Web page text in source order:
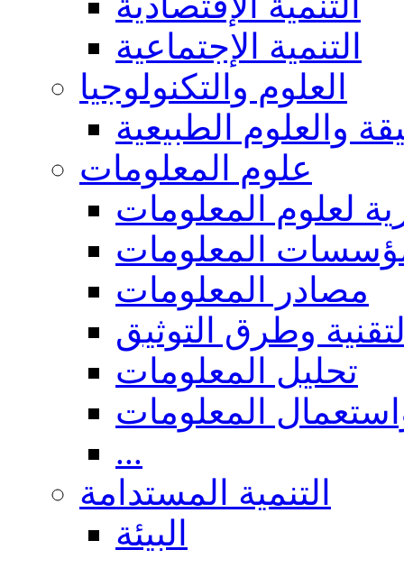
التنمية الإجتماعية
العلوم والتكنولوجيا
والعلوم الطبيعية
علوم المعلومات
لعلوم المعلومات
المعلومات
مصادر المعلومات
وطرق التوثيق
تحليل المعلومات
المعلومات
...
التنمية المستدامة
البيئة